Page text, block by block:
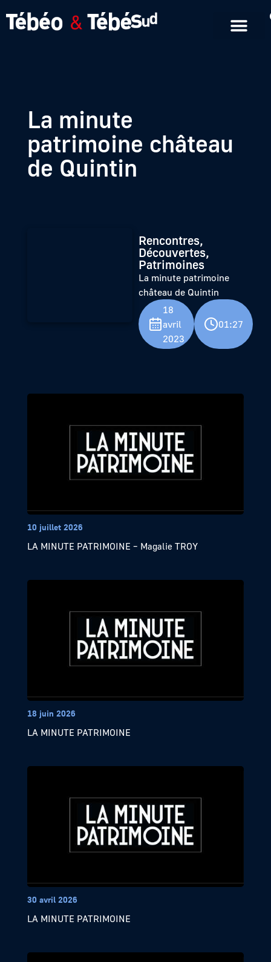
La minute
patrimoine château
de Quintin
Rencontres,
Découvertes,
Patrimoines
La minute patrimoine
château de Quintin
18
avril
2023
01:27
10 juillet 2026
LA MINUTE PATRIMOINE – Magalie TROY
18 juin 2026
LA MINUTE PATRIMOINE
30 avril 2026
LA MINUTE PATRIMOINE